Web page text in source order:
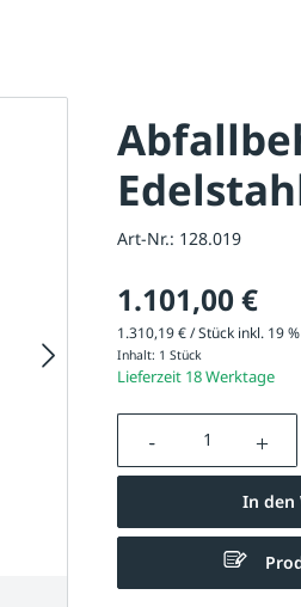
Art-Nr.: 128.019
1.101,00 €
1.310,19 € / Stück inkl. 19
Inhalt: 1 Stück
Lieferzeit 18 Werktage
Produkt
In den